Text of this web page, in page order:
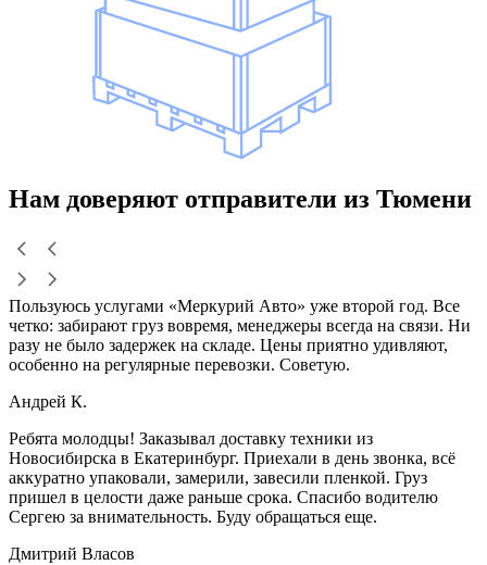
Нам доверяют отправители из Тюмени
Пользуюсь услугами «Меркурий Авто» уже второй год. Все
четко: забирают груз вовремя, менеджеры всегда на связи. Ни
разу не было задержек на складе. Цены приятно удивляют,
особенно на регулярные перевозки. Советую.
Андрей К.
Ребята молодцы! Заказывал доставку техники из
Новосибирска в Екатеринбург. Приехали в день звонка, всё
аккуратно упаковали, замерили, завесили пленкой. Груз
пришел в целости даже раньше срока. Спасибо водителю
Сергею за внимательность. Буду обращаться еще.
Дмитрий Власов